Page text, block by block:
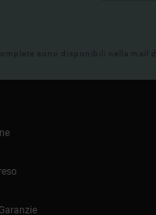
sono disponibili nella mail